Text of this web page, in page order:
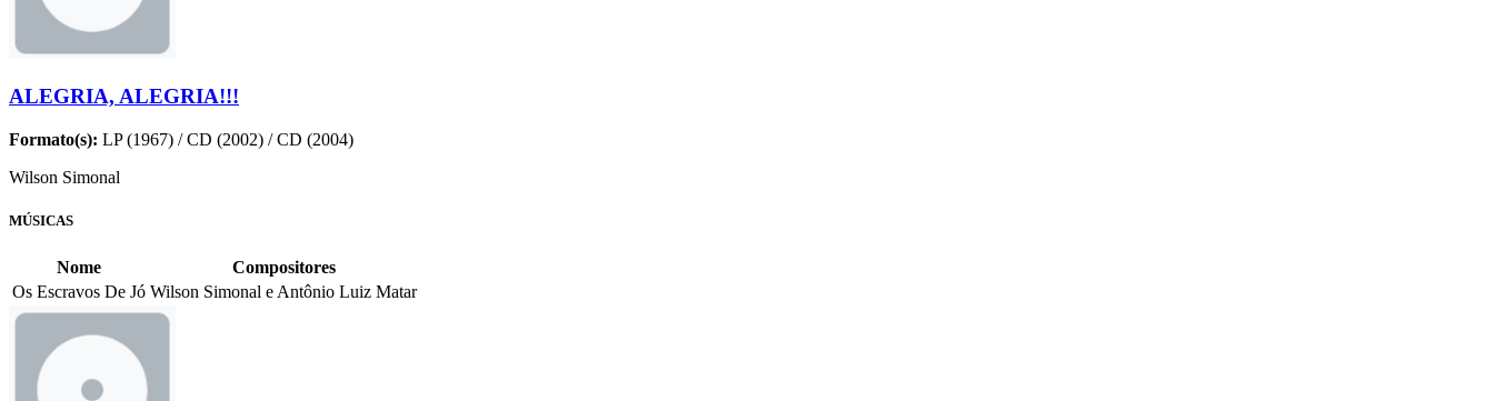
ALEGRIA, ALEGRIA!!!
Formato(s): LP (1967) / CD (2002) / CD (2004)
Wilson Simonal
MÚSICAS
Nome
Compositores
Os Escravos De Jó Wilson Simonal e Antônio Luiz Matar